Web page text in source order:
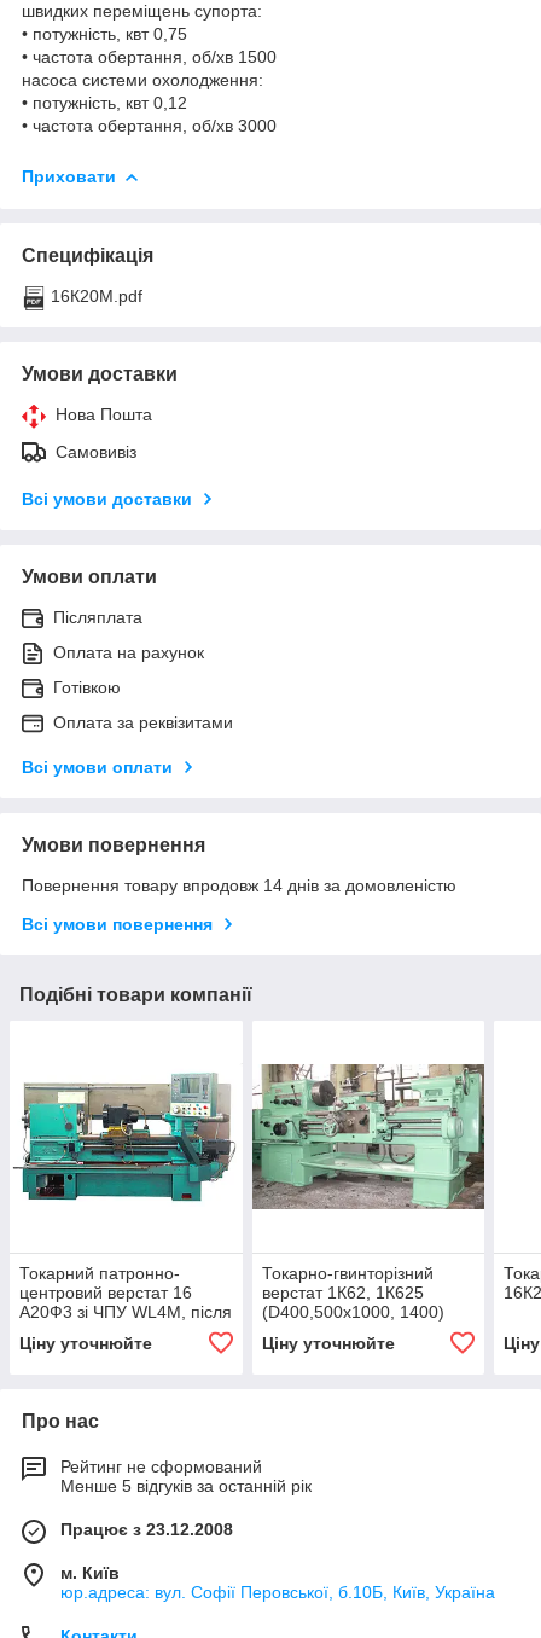
швидких переміщень супорта:
• потужність, квт 0,75
• частота обертання, об/хв 1500
насоса системи охолодження:
• потужність, квт 0,12
• частота обертання, об/хв 3000
Приховати
Специфікація
16К20М.pdf
Умови доставки
Нова Пошта
Самовивіз
Всі умови доставки
Умови оплати
Післяплата
Оплата на рахунок
Готівкою
Оплата за реквізитами
Всі умови оплати
Умови повернення
Повернення товару впродовж 14 днів за домовленістю
Всі умови повернення
Подібні товари компанії
Токарний патронно-
центровий верстат 16
А20Ф3 зі ЧПУ WL4M, після
капітального ремонту та
модернізації
Ціну уточнюйте
Токарно-гвинторізний
верстат 1К62, 1К625
(D400,500х1000, 1400)
Ціну уточнюйте
Про нас
Рейтинг не сформований
Менше 5 відгуків за останній рік
Працює з 23.12.2008
м. Київ
юр.адреса: вул. Софії Перовської, б.10Б, Київ, Україна